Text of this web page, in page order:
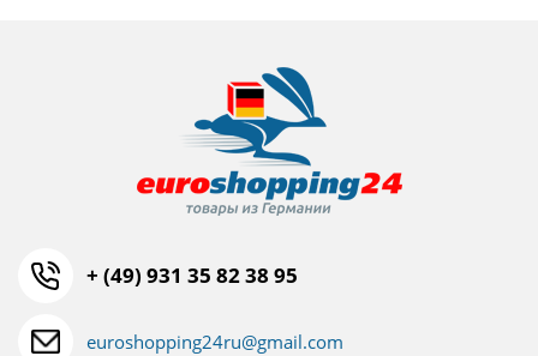
+ (49) 931 35 82 38 95
euroshopping24ru@gmail.com